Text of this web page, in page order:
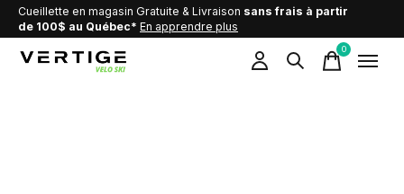
Cueillette en magasin Gratuite & Livraison sans frais à partir
de 100$ au Québec* En apprendre plus
0items